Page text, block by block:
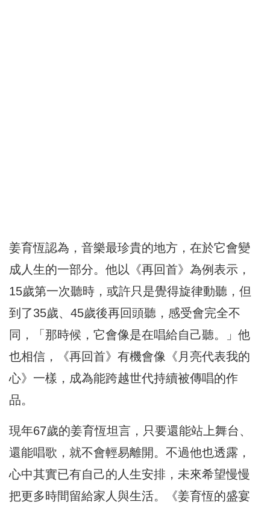
姜育恆認為，音樂最珍貴的地方，在於它會變
成人生的一部分。他以《再回首》為例表示，
15歲第一次聽時，或許只是覺得旋律動聽，但
到了35歲、45歲後再回頭聽，感受會完全不
同，「那時候，它會像是在唱給自己聽。」他
也相信，《再回首》有機會像《月亮代表我的
心》一樣，成為能跨越世代持續被傳唱的作
品。
現年67歲的姜育恆坦言，只要還能站上舞台、
還能唱歌，就不會輕易離開。不過他也透露，
心中其實已有自己的人生安排，未來希望慢慢
把更多時間留給家人與生活。《姜育恆的盛宴